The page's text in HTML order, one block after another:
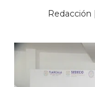
Redacción